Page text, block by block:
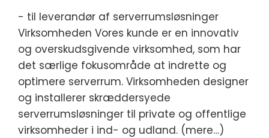
- til leverandør af serverrumsløsninger
Virksomheden Vores kunde er en innovativ
og overskudsgivende virksomhed, som har
det særlige fokusområde at indrette og
optimere serverrum. Virksomheden designer
og installerer skræddersyede
serverrumsløsninger til private og offentlige
virksomheder i ind- og udland. (mere…)